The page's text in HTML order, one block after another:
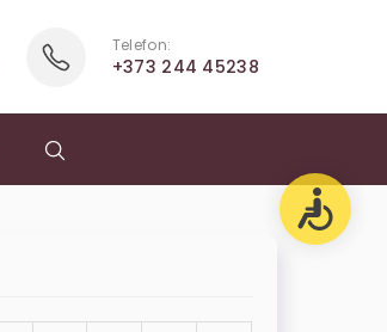
Telefon:
+373 244 45238